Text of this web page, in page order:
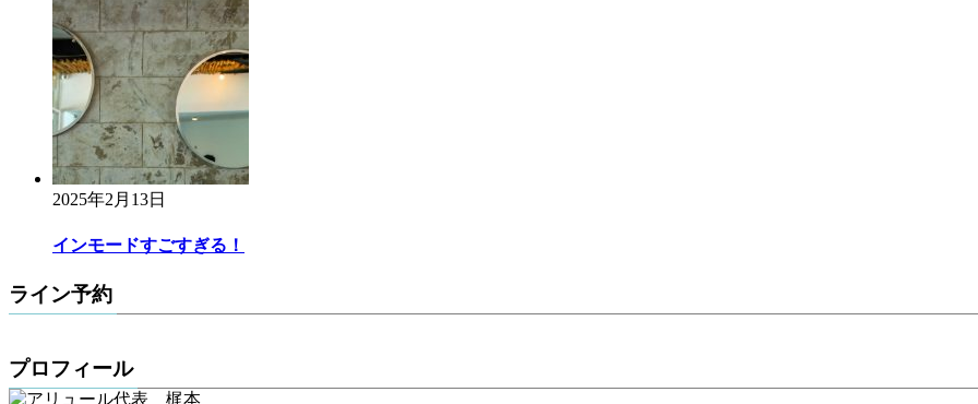
2025年2月13日
インモードすごすぎる！
ライン予約
プロフィール